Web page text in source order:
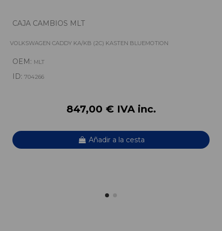
CAJA CAMBIOS MLT
VOLKSWAGEN CADDY KA/KB (2C) KASTEN BLUEMOTION
OEM: MLT
ID: 704266
847,00 € IVA inc.
Añadir a la cesta